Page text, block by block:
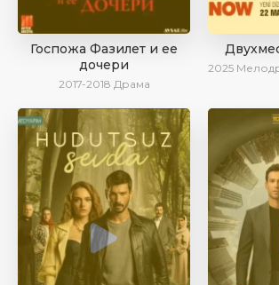
Госпожа Фазилет и ее
дочери
2017-2018 Драма
2025 Мелодрама | Драма